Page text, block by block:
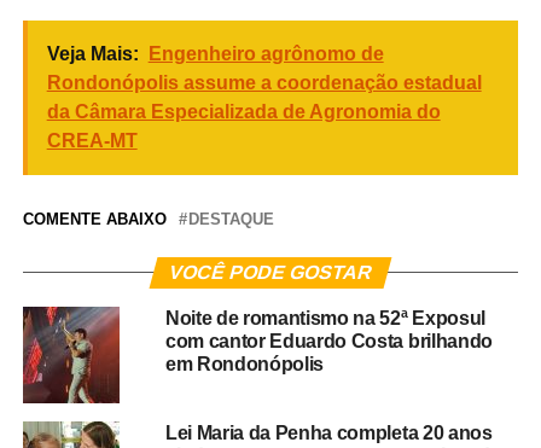
Veja Mais:
Engenheiro agrônomo de
Rondonópolis assume a coordenação estadual
da Câmara Especializada de Agronomia do
CREA-MT
COMENTE ABAIXO DESTAQUE
VOCÊ PODE GOSTAR
Noite de romantismo na 52ª Exposul
com cantor Eduardo Costa brilhando
em Rondonópolis
Lei Maria da Penha completa 20 anos